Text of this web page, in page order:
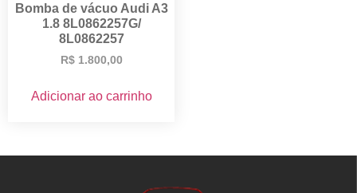
Bomba de vácuo Audi A3
1.8 8L0862257G/
8L0862257
R$1.800,00
Adicionar ao carrinho